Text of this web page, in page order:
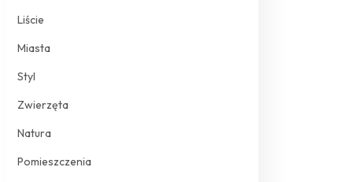
Liście
Miasta
Styl
Zwierzęta
Natura
Pomieszczenia